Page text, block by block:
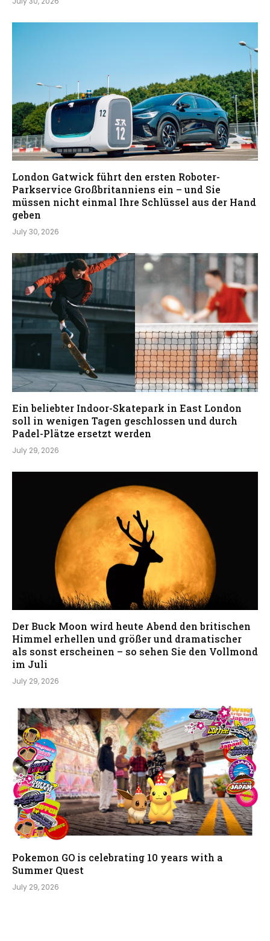
London Gatwick führt den ersten Roboter-
Parkservice Großbritanniens ein – und Sie
müssen nicht einmal Ihre Schlüssel aus der Hand
geben
July 30, 2026
Ein beliebter Indoor-Skatepark in East London
soll in wenigen Tagen geschlossen und durch
Padel-Plätze ersetzt werden
July 29, 2026
Der Buck Moon wird heute Abend den britischen
Himmel erhellen und größer und dramatischer
als sonst erscheinen – so sehen Sie den Vollmond
im Juli
July 29, 2026
Pokemon GO is celebrating 10 years with a
Summer Quest
July 29, 2026